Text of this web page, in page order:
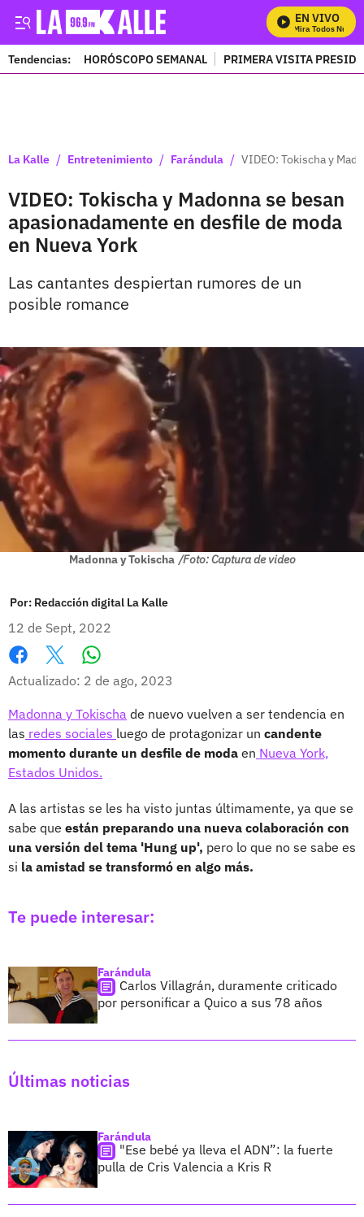
EN VIVO
Mira Todos
Tendencias: HORÓSCOPO SEMANAL PRIMERA VISITA
La Kalle / Entretenimiento / Farándula / VIDEO: Tokischa y
VIDEO: Tokischa y Madonna se besan
apasionadamente en desfile de moda
en Nueva York
Las cantantes despiertan rumores de un
posible romance
Madonna y Tokischa /Foto: Captura de video
Por: Redacción digital La Kalle
12 de Sept, 2022
Facebook
X
Actualizado: 2 de ago, 2023
Madonna y Tokischa de nuevo vuelven a ser tendencia en
las redes sociales luego de protagonizar un candente
momento durante un desfile de moda en Nueva York,
Estados Unidos.
A las artistas se les ha visto juntas últimamente, ya que se
sabe que están preparando una nueva colaboración con
una versión del tema 'Hung up', pero lo que no se sabe es
si la amistad se transformó en algo más.
Te puede interesar:
Farándula
Carlos Villagrán, duramente criticado
por personificar a Quico a sus 78 años
Últimas noticias
Farándula
"Ese bebé ya lleva el ADN”: la fuerte
pulla de Cris Valencia a Kris R